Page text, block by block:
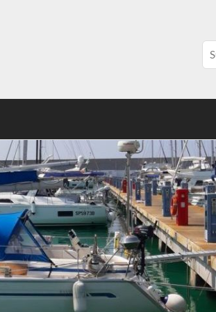
peninsula | Attorno allo stivale